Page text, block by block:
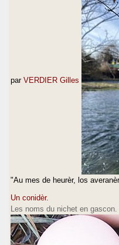
par VERDIER Gilles
"Au mes de heurèr, los
Un conidèr.
Les noms du nichet en gascon.